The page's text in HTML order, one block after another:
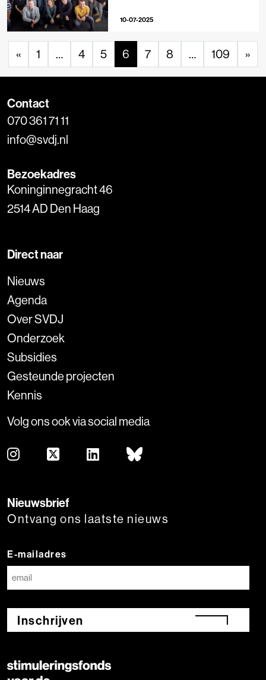
10-07-2025
« 1 … 4 5 6 7 8 … 109 »
Contact
070 361 71 11
info@svdj.nl
Bezoekadres
Koninginnegracht 46
2514 AD Den Haag
Direct naar
Nieuws
Agenda
Over SVDJ
Onderzoek
Subsidies
Gesteunde projecten
Kennis
Volg ons ook via social media
Nieuwsbrief
Ontvang ons laatste nieuws
E-mailadres
Inschrijven